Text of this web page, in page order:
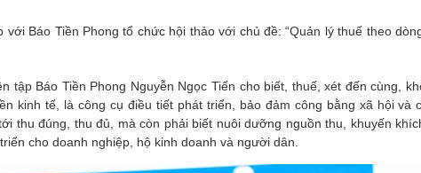
Báo Tiền Phong tổ chức hội thảo với chủ đề: “Quản lý thuế theo
tập Báo Tiền Phong Nguyễn Ngọc Tiến cho biết, thuế, xét đến cùng,
kinh tế, là công cụ điều tiết phát triển, bảo đảm công bằng xã hội và
thu đúng, thu đủ, mà còn phải biết nuôi dưỡng nguồn thu, khuyến
cho doanh nghiệp, hộ kinh doanh và người dân.